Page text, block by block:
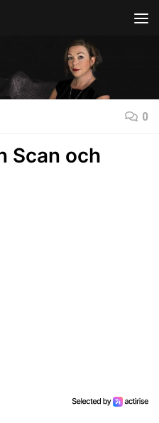
0
Scan och